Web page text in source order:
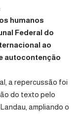
humanos
Federal do
ao
autocontenção
a repercussão foi
do texto pelo
ampliando o